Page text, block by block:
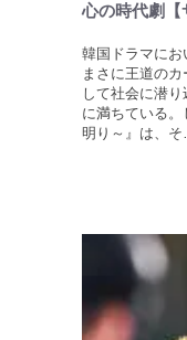
心の時代劇【
韓国ドラマにお
まさに王道の
して社会に潜
に満ちている
明り～』は、